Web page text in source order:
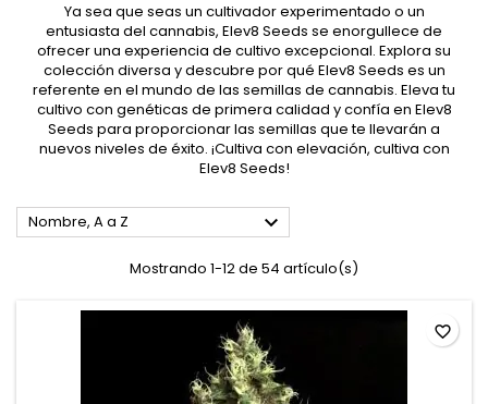
Ya sea que seas un cultivador experimentado o un
entusiasta del cannabis, Elev8 Seeds se enorgullece de
ofrecer una experiencia de cultivo excepcional. Explora su
colección diversa y descubre por qué Elev8 Seeds es un
referente en el mundo de las semillas de cannabis. Eleva tu
cultivo con genéticas de primera calidad y confía en Elev8
Seeds para proporcionar las semillas que te llevarán a
nuevos niveles de éxito. ¡Cultiva con elevación, cultiva con
Elev8 Seeds!
Nombre, A a Z 
Mostrando 1-12 de 54 artículo(s)
favorite_border